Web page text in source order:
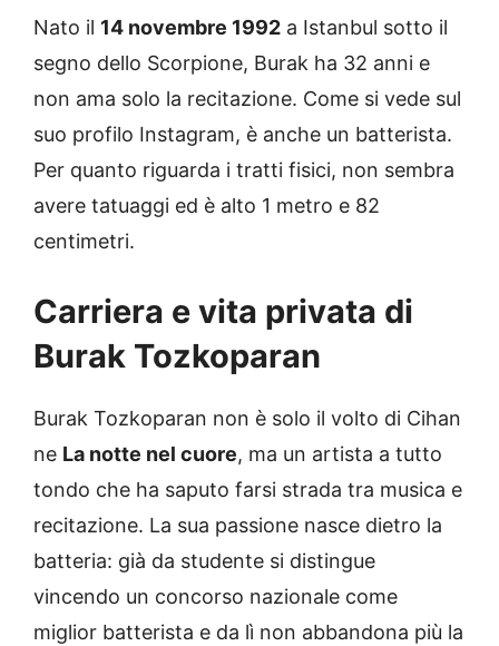
Nato il 14 novembre 1992 a Istanbul sotto il
segno dello Scorpione, Burak ha 32 anni e
non ama solo la recitazione. Come si vede sul
suo profilo Instagram, è anche un batterista.
Per quanto riguarda i tratti fisici, non sembra
avere tatuaggi ed è alto 1 metro e 82
centimetri.
Carriera e vita privata di
Burak Tozkoparan
Burak Tozkoparan non è solo il volto di Cihan
ne La notte nel cuore, ma un artista a tutto
tondo che ha saputo farsi strada tra musica e
recitazione. La sua passione nasce dietro la
batteria: già da studente si distingue
vincendo un concorso nazionale come
miglior batterista e da lì non abbandona più la